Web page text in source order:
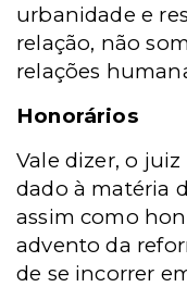
urbanidade e
relação, não
relações
Honorários
Vale dizer, o
dado à matéria
assim como
advento da
de se incorrer